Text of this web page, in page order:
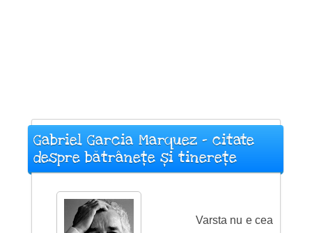
Gabriel Garcia Marquez - citate
despre bătrânețe și tinerețe
Varsta nu e cea